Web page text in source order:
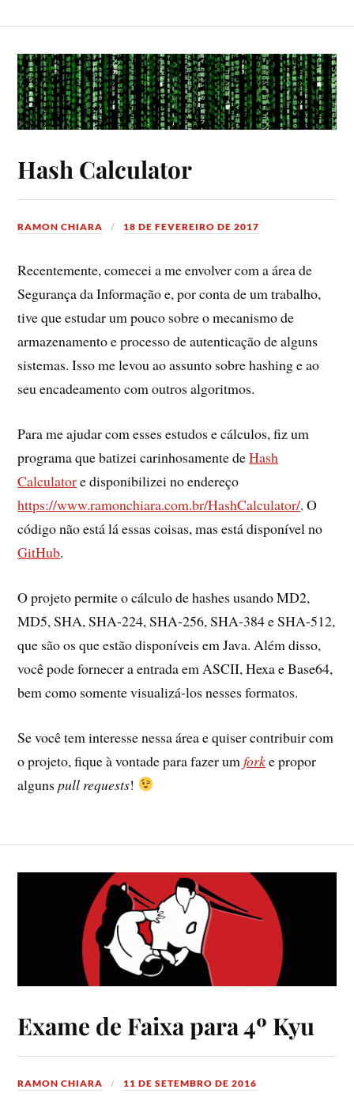
Hash Calculator
RAMON CHIARA 18 DE FEVEREIRO DE 2017
Recentemente, comecei a me envolver com a área de
Segurança da Informação e, por conta de um trabalho,
tive que estudar um pouco sobre o mecanismo de
armazenamento e processo de autenticação de alguns
sistemas. Isso me levou ao assunto sobre hashing e ao
seu encadeamento com outros algoritmos.
Para me ajudar com esses estudos e cálculos, fiz um
programa que batizei carinhosamente deHash
Calculatore disponibilizei no endereço
https://www.ramonchiara.com.br/HashCalculator/. O
código não está lá essas coisas, mas está disponível no
GitHub.
O projeto permite o cálculo de hashes usando MD2,
MD5, SHA, SHA-224, SHA-256, SHA-384 e SHA-512,
que são os que estão disponíveis em Java. Além disso,
você pode fornecer a entrada em ASCII, Hexa e Base64,
bem como somente visualizá-los nesses formatos.
Se você tem interesse nessa área e quiser contribuir com
o projeto, fique à vontade para fazer umforke propor
algunspull requests!
Exame de Faixa para 4º Kyu
RAMON CHIARA 11 DE SETEMBRO DE 2016